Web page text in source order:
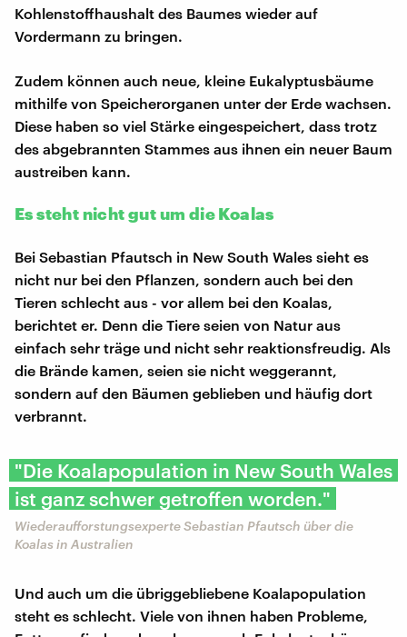
Kohlenstoffhaushalt des Baumes wieder auf
Vordermann zu bringen.
Zudem können auch neue, kleine Eukalyptusbäume
mithilfe von Speicherorganen unter der Erde wachsen.
Diese haben so viel Stärke eingespeichert, dass trotz
des abgebrannten Stammes aus ihnen ein neuer Baum
austreiben kann.
Es steht nicht gut um die Koalas
Bei Sebastian Pfautsch in New South Wales sieht es
nicht nur bei den Pflanzen, sondern auch bei den
Tieren schlecht aus - vor allem bei den Koalas,
berichtet er. Denn die Tiere seien von Natur aus
einfach sehr träge und nicht sehr reaktionsfreudig. Als
die Brände kamen, seien sie nicht weggerannt,
sondern auf den Bäumen geblieben und häufig dort
verbrannt.
"Die Koalapopulation in New South Wales
ist ganz schwer getroffen worden."
Wiederaufforstungsexperte Sebastian Pfautsch über die
Koalas in Australien
Und auch um die übriggebliebene Koalapopulation
steht es schlecht. Viele von ihnen haben Probleme,